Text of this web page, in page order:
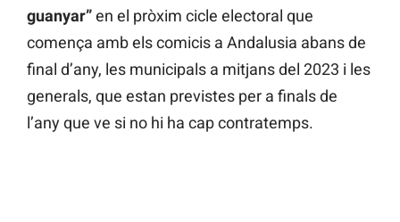
guanyar”en el pròxim cicle electoral que
comença amb els comicis a Andalusia abans de
final d’any, les municipals a mitjans del 2023 i les
generals, que estan previstes per a finals de
l’any que ve si no hi ha cap contratemps.